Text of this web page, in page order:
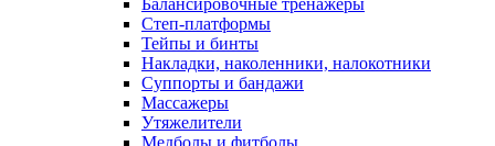
Балансировочные тренажеры
Степ-платформы
Тейпы и бинты
Накладки, наколенники, налокотники
Суппорты и бандажи
Массажеры
Утяжелители
Медболы и фитболы